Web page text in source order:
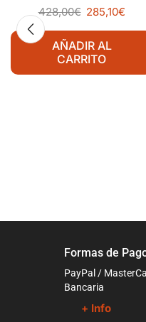
428,00€ 285,10€
AÑADIR AL
CARRITO
Formas de
PayPal /
Bancaria
+ Info